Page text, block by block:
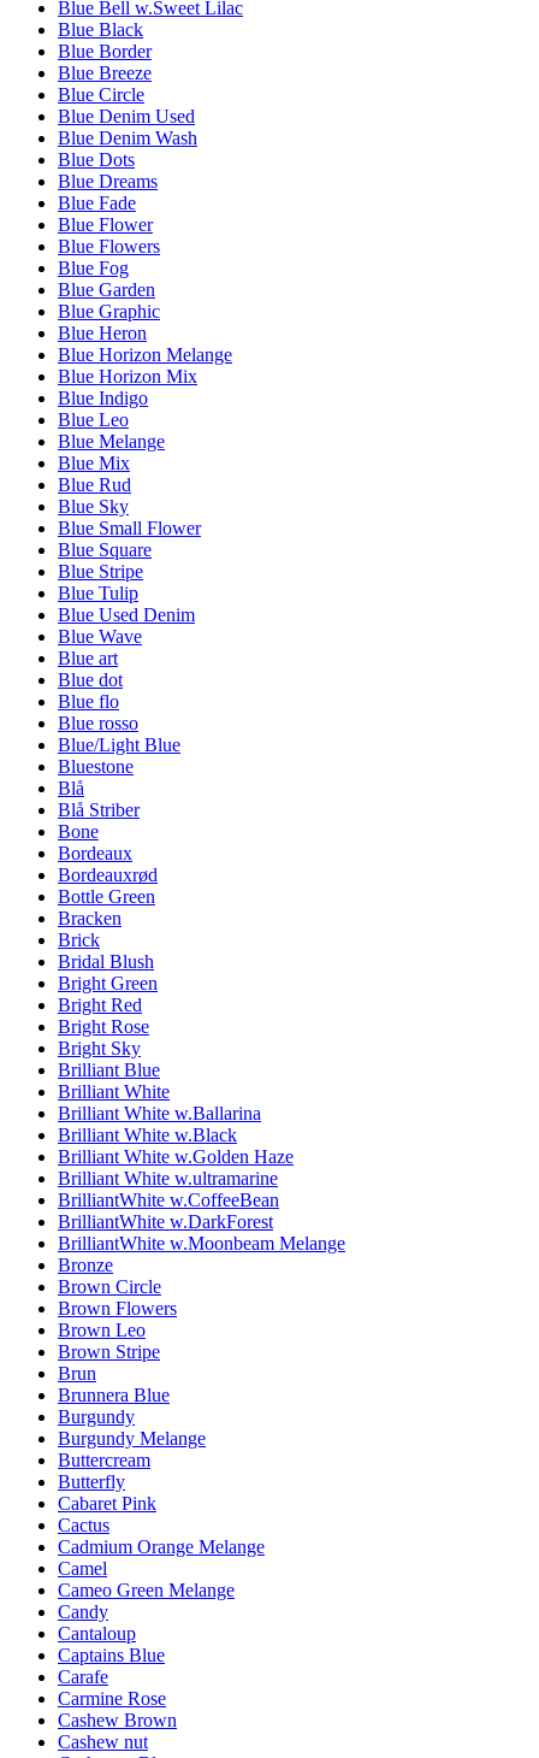
Blue Bell w.Sweet Lilac
Blue Black
Blue Border
Blue Breeze
Blue Circle
Blue Denim Used
Blue Denim Wash
Blue Dots
Blue Dreams
Blue Fade
Blue Flower
Blue Flowers
Blue Fog
Blue Garden
Blue Graphic
Blue Heron
Blue Horizon Melange
Blue Horizon Mix
Blue Indigo
Blue Leo
Blue Melange
Blue Mix
Blue Rud
Blue Sky
Blue Small Flower
Blue Square
Blue Stripe
Blue Tulip
Blue Used Denim
Blue Wave
Blue art
Blue dot
Blue flo
Blue rosso
Blue/Light Blue
Bluestone
Blå
Blå Striber
Bone
Bordeaux
Bordeauxrød
Bottle Green
Bracken
Brick
Bridal Blush
Bright Green
Bright Red
Bright Rose
Bright Sky
Brilliant Blue
Brilliant White
Brilliant White w.Ballarina
Brilliant White w.Black
Brilliant White w.Golden Haze
Brilliant White w.ultramarine
BrilliantWhite w.CoffeeBean
BrilliantWhite w.DarkForest
BrilliantWhite w.Moonbeam Melange
Bronze
Brown Circle
Brown Flowers
Brown Leo
Brown Stripe
Brun
Brunnera Blue
Burgundy
Burgundy Melange
Buttercream
Butterfly
Cabaret Pink
Cactus
Cadmium Orange Melange
Camel
Cameo Green Melange
Candy
Cantaloup
Captains Blue
Carafe
Carmine Rose
Cashew Brown
Cashew nut